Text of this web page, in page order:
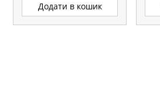
Додати в кошик